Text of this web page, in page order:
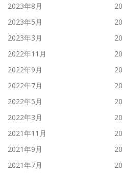
2023年8月
2023年5月
2023年3月
2022年11月
2022年9月
2022年7月
2022年5月
2022年3月
2021年11月
2021年9月
2021年7月